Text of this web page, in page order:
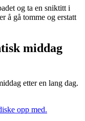
og ta en sniktitt i
å gå tomme og erstatt
middag
etter en lang dag.
opp med.